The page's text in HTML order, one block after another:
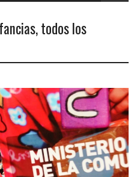
todos los